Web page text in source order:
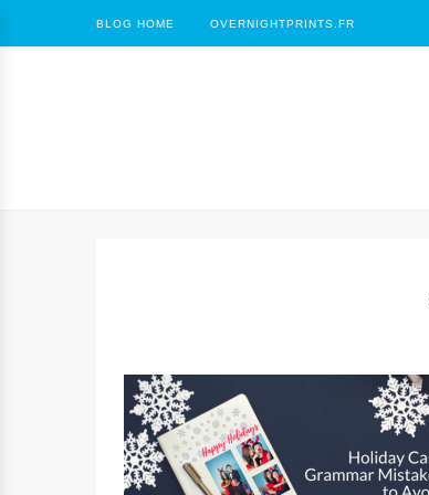
BLOG HOME OVERNIGHTPRINTS.FR